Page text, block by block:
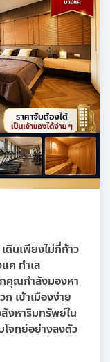
ดินเพียงไม่กี่ก้าว
ค ทำเล
คุณกำลังมองหา
เข้าเมืองง่าย
งหาริมทรัพย์ใน
โจทย์อย่างลงตัว